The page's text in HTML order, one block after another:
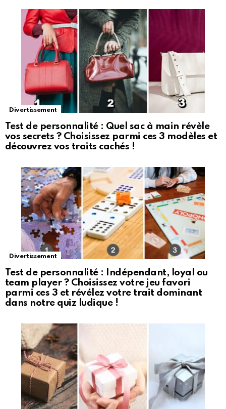
Divertissement
Test de personnalité : Quel sac à main révèle
vos secrets ? Choisissez parmi ces 3 modèles et
découvrez vos traits cachés !
Divertissement
Test de personnalité : Indépendant, loyal ou
team player ? Choisissez votre jeu favori
parmi ces 3 et révélez votre trait dominant
dans notre quiz ludique !